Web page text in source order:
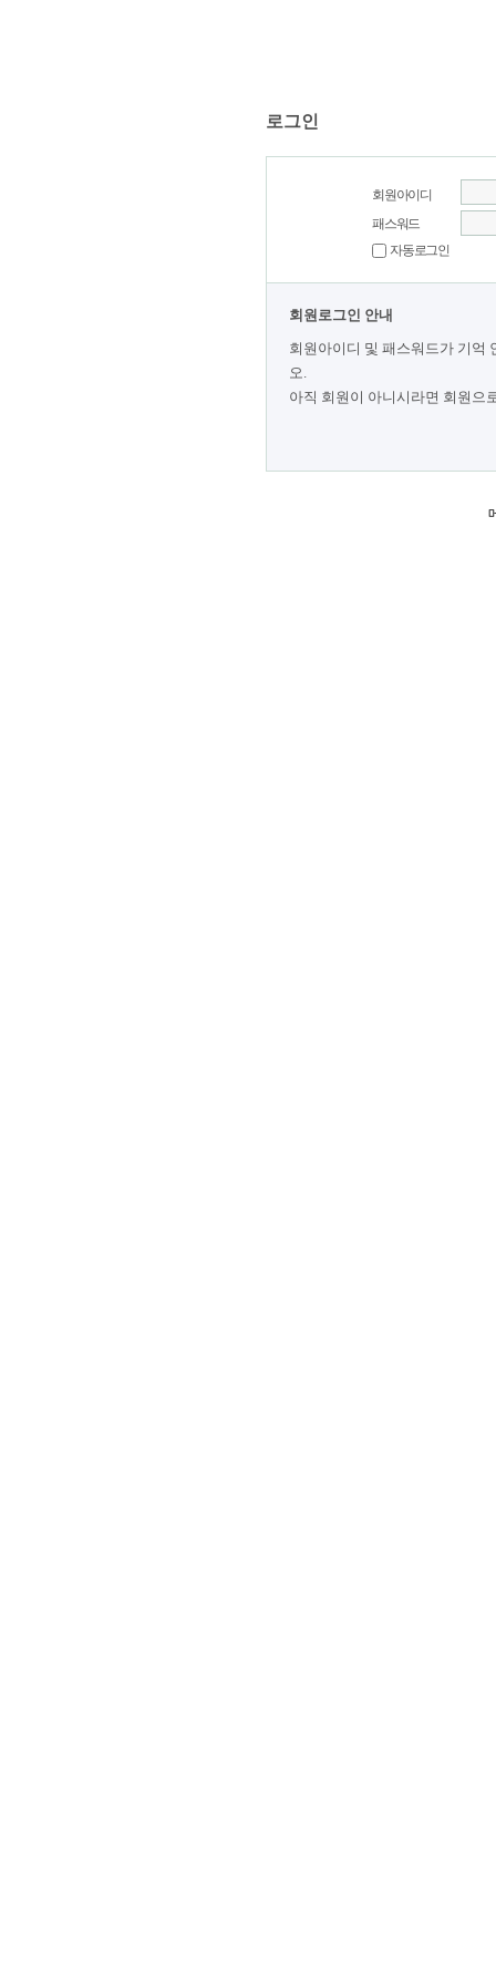
로그인
회원아이디
패스워드
자동로그인
회원로그인 안내
회원아이디 및 패스워드가 기억
오.
아직 회원이 아니시라면 회원으